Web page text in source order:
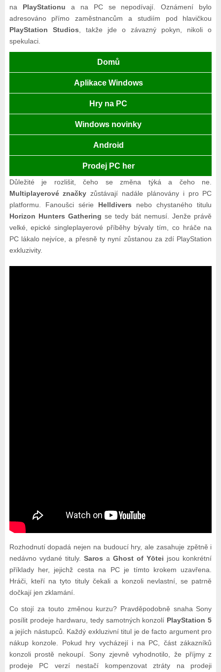
na PlayStationu a na PC se nepodívají. Oznámení bylo
adresováno přímo zaměstnancům a studiím pod hlavičkou
PlayStation Studios , takže jde o závazný pokyn, nikoli o
spekulaci.
Domů
Aplikace Windows
Hry na PC
Windows novinky
Android
Prodej PC her
Důležité je rozlišit, čeho se změna týká a čeho ne.
Multiplayerové značky zůstávají nadále plánovány i pro PC
platformu. Fanoušci série Helldivers nebo chystaného titulu
Horizon Hunters Gathering se tedy bát nemusí. Jenže právě
velké, epické singleplayerové příběhy bývaly tím, co hráče na
PC lákalo nejvíce, a přesně ty nyní zůstanou za zdí PlayStation
exkluzivity.
Rozhodnutí dopadá nejen na budoucí hry, ale zasahuje zpětně i
nedávno vydané tituly. Saros aGhost of Yōtei jsou konkrétní
příklady her, jejichž cesta na PC je tímto krokem uzavřena.
Hráči, kteří na tyto tituly čekali a konzoli nevlastní, se patrně
dočkají jen zklamání.
Co stojí za touto změnou kurzu? Pravděpodobně snaha Sony
posílit prodeje hardwaru, tedy samotných konzolí PlayStation 5
a jejích nástupců. Každý exkluzivní titul je de facto argument pro
nákup konzole. Pokud hry vycházejí i na PC, část zákazníků
konzoli prostě nekoupí. Sony zjevně vyhodnotilo, že příjmy z
prodeje PC verzí nestačí kompenzovat ztráty na prodeji